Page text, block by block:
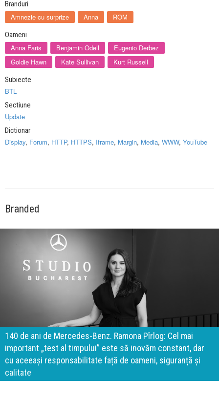
Branduri
Amnezie cu surprize Anna ROM
Oameni
Anna Faris Benjamin Odell
Eugenio Derbez
Goldie Hawn
Kate Sullivan Kurt Russell
Subiecte
BTL
Sectiune
Update
Dictionar
Display, Forum, HTTP, HTTPS, Iframe, Margin, Media, WWW, YouTube
Branded
140 de ani de Mercedes-Benz. Ramona Pîrlog: Cel mai
important „test al timpului” este să inovăm constant, dar
cu aceeași responsabilitate față de oameni, siguranță și
calitate